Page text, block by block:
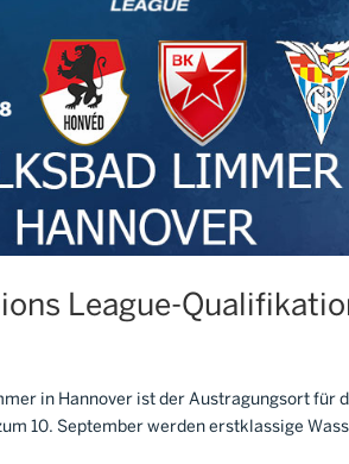
League-
in Hannover ist der Austragungsort für
10. September werden erstklassige